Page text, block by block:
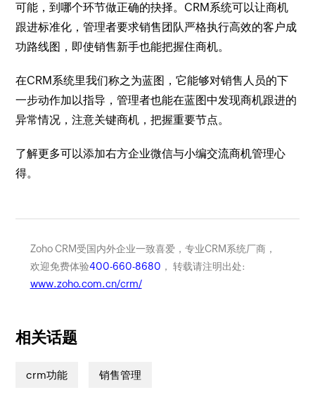
可能，到哪个环节做正确的抉择。CRM系统可以让商机
跟进标准化，管理者要求销售团队严格执行高效的客户成
功路线图，即使销售新手也能把握住商机。
在CRM系统里我们称之为蓝图，它能够对销售人员的下
一步动作加以指导，管理者也能在蓝图中发现商机跟进的
异常情况，注意关键商机，把握重要节点。
了解更多可以添加右方企业微信与小编交流商机管理心
得。
Zoho CRM受国内外企业一致喜爱，专业CRM系统厂商，
欢迎免费体验400-660-8680 ， 转载请注明出处:
www.zoho.com.cn/crm/
相关话题
crm功能 销售管理